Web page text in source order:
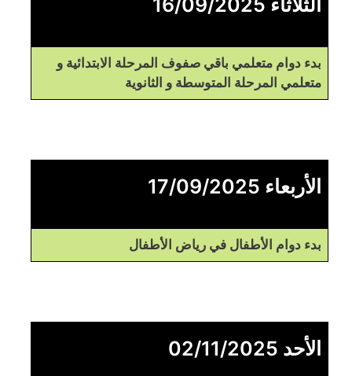
بدء دوام متعلمي باقي صفوف المرحلة الابتدائية و
متعلمي المرحلة المتوسطة و الثانوية
الأربعاء 17/09/2025
بدء دوام الأطفال في رياض الأطفال
الأحد 02/11/2025